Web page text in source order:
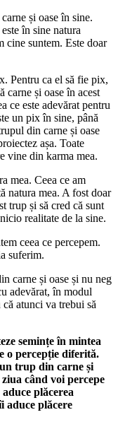
și oase în sine.
în sine natura
cine suntem. Este doar
Pentru ca el să fie pix,
carne și oase în acest
ce este adevărat pentru
un pix în sine, până
din carne și oase
așa. Toate
vine din karma mea.
mea. Ceea ce am
natura mea. A fost doar
trup și să cred că sunt
realitate de la sine.
ceea ce percepem.
suferim.
carne și oase și nu neg
adevărat, în modul
atunci va trebui să
semințe în mintea
o percepție diferită.
trup din carne și
când voi percepe
plăcerea
aduce plăcere